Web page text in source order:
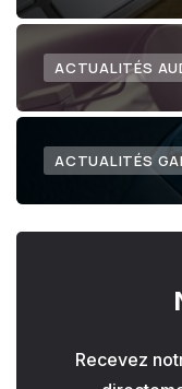
ACTUALITÉS
ACTUALITÉS
Recevez